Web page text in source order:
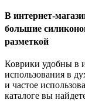
В интернет-
большие
разметкой
Коврики удобны в
использования в
и частое
каталоге вы